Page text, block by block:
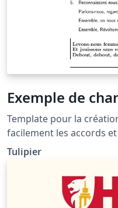
Exemple de
Template pour la
facilement les accords
Utilise la package songs :
http://
Inspiré de patacrep :
Tulipier